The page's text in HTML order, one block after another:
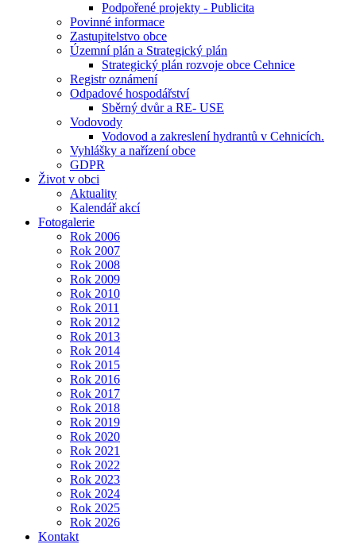
Podpořené projekty - Publicita
Povinné informace
Zastupitelstvo obce
Územní plán a Strategický plán
Strategický plán rozvoje obce Cehnice
Registr oznámení
Odpadové hospodářství
Sběrný dvůr a RE- USE
Vodovody
Vodovod a zakreslení hydrantů v Cehnicích.
Vyhlášky a nařízení obce
GDPR
Život v obci
Aktuality
Kalendář akcí
Fotogalerie
Rok 2006
Rok 2007
Rok 2008
Rok 2009
Rok 2010
Rok 2011
Rok 2012
Rok 2013
Rok 2014
Rok 2015
Rok 2016
Rok 2017
Rok 2018
Rok 2019
Rok 2020
Rok 2021
Rok 2022
Rok 2023
Rok 2024
Rok 2025
Rok 2026
Kontakt